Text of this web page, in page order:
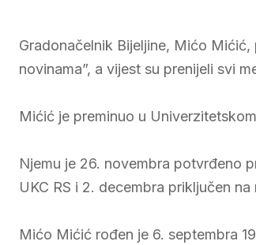
Gradonačelnik Bijeljine, Mićo
novinama”, a vijest su prenijeli svi
Mićić je preminuo u
Njemu je 26. novembra potvrđeno
UKC RS i 2. decembra priključen na
Mićo Mićić rođen je 6. septembra